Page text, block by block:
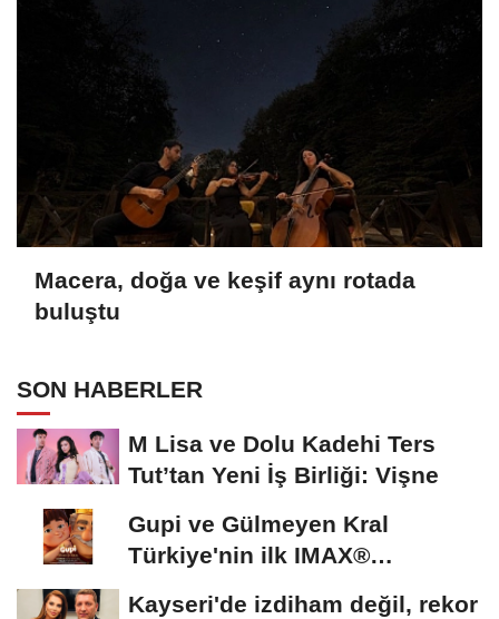
Macera, doğa ve keşif aynı rotada
buluştu
SON HABERLER
M Lisa ve Dolu Kadehi Ters
Tut’tan Yeni İş Birliği: Vişne
Gupi ve Gülmeyen Kral
Türkiye'nin ilk IMAX®
Kayseri'de izdiham değil, rekor